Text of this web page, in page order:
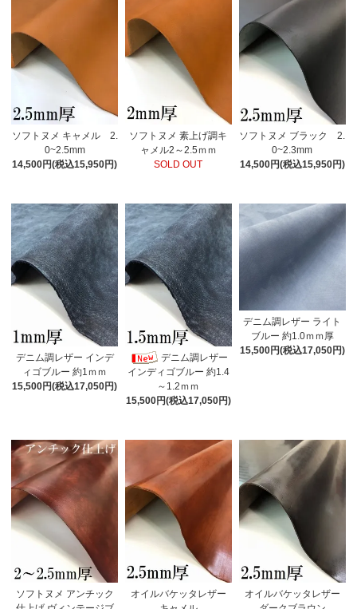
ソフトヌメ キャメル 2.
0~2.5mm
14,500円(税込15,950円)
ソフトヌメ 素上げ調キ
ャメル2～2.5ｍｍ
SOLD OUT
ソフトヌメ ブラック 2.
0~2.3mm
14,500円(税込15,950円)
デニム調レザー インデ
ィゴブルー 約1ｍｍ
15,500円(税込17,050円)
デニム調レザー
インディゴブルー 約1.4
～1.2ｍｍ
15,500円(税込17,050円)
デニム調レザー ライト
ブルー 約1.0ｍｍ厚
15,500円(税込17,050円)
ソフトヌメ アンチック
オイルバケッタレザー
オイルバケッタレザー